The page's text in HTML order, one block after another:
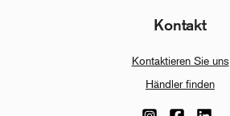
Kontakt
Kontaktieren Sie uns
Händler finden